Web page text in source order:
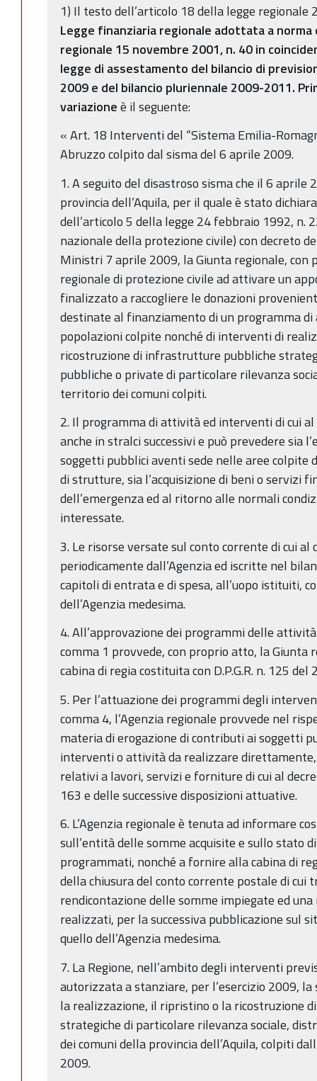
1) Il testo dell’articolo 18 della legge regionale
Legge finanziaria regionale adottata a norma
regionale 15 novembre 2001, n. 40 in
legge di assestamento del bilancio di
2009 e del bilancio pluriennale 2009-2011.
variazioneè il seguente:
« Art. 18 Interventi del “Sistema Emilia-
Abruzzo colpito dal sisma del 6 aprile 2009.
1. A seguito del disastroso sisma che il 6
provincia dell’Aquila, per il quale è stato
dell’articolo 5 della legge 24 febbraio 1992, n.
nazionale della protezione civile) con decreto
Ministri 7 aprile 2009, la Giunta regionale, con
regionale di protezione civile ad attivare un
finalizzato a raccogliere le donazioni
destinate al finanziamento di un programma
popolazioni colpite nonché di interventi di
ricostruzione di infrastrutture pubbliche
pubbliche o private di particolare rilevanza
territorio dei comuni colpiti.
2. Il programma di attività ed interventi di cui
anche in stralci successivi e può prevedere sia
soggetti pubblici aventi sede nelle aree colpite
di strutture, sia l’acquisizione di beni o servizi
dell’emergenza ed al ritorno alle normali
interessate.
3. Le risorse versate sul conto corrente di cui
periodicamente dall’Agenzia ed iscritte nel
capitoli di entrata e di spesa, all’uopo istituiti,
dell’Agenzia medesima.
4. All’approvazione dei programmi delle
comma 1 provvede, con proprio atto, la Giunta
cabina di regia costituita con D.P.G.R. n. 125 del
5. Per l’attuazione dei programmi degli
comma 4, l’Agenzia regionale provvede nel
materia di erogazione di contributi ai soggetti
interventi o attività da realizzare
relativi a lavori, servizi e forniture di cui al
163 e delle successive disposizioni attuative.
6. L’Agenzia regionale è tenuta ad informare
sull’entità delle somme acquisite e sullo stato
programmati, nonché a fornire alla cabina di
della chiusura del conto corrente postale di
rendicontazione delle somme impiegate ed
realizzati, per la successiva pubblicazione sul
quello dell’Agenzia medesima.
7. La Regione, nell’ambito degli interventi
autorizzata a stanziare, per l’esercizio 2009,
la realizzazione, il ripristino o la ricostruzione
strategiche di particolare rilevanza sociale,
dei comuni della provincia dell’Aquila, colpiti
2009.